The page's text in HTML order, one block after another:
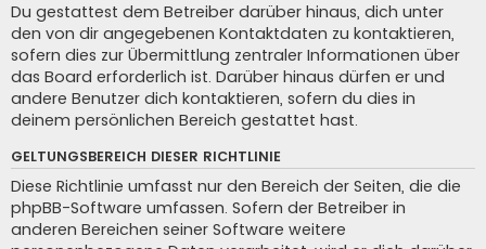
Du gestattest dem Betreiber darüber hinaus, dich unter
den von dir angegebenen Kontaktdaten zu kontaktieren,
sofern dies zur Übermittlung zentraler Informationen über
das Board erforderlich ist. Darüber hinaus dürfen er und
andere Benutzer dich kontaktieren, sofern du dies in
deinem persönlichen Bereich gestattet hast.
GELTUNGSBEREICH DIESER RICHTLINIE
Diese Richtlinie umfasst nur den Bereich der Seiten, die die
phpBB-Software umfassen. Sofern der Betreiber in
anderen Bereichen seiner Software weitere